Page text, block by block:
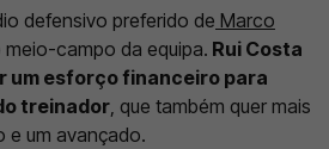
defensivo preferido de Marco
campo da equipa. Rui Costa
um esforço financeiro para
treinador , que também quer mais
e um avançado.